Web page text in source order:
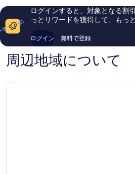
コ
61
件
の
口
ミ
ログインすると、対象となる割
っとリワードを獲得して、もっ
ログイン 無料で登録
周辺地域について